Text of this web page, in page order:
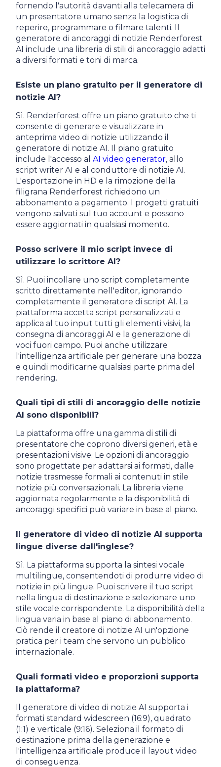
fornendo l'autorità davanti alla telecamera di
un presentatore umano senza la logistica di
reperire, programmare o filmare talenti. Il
generatore di ancoraggi di notizie Renderforest
AI include una libreria di stili di ancoraggio adatti
a diversi formati e toni di marca.
Esiste un piano gratuito per il generatore di
notizie AI?
Sì. Renderforest offre un piano gratuito che ti
consente di generare e visualizzare in
anteprima video di notizie utilizzando il
generatore di notizie AI. Il piano gratuito
include l'accesso al AI video generator, allo
script writer AI e al conduttore di notizie AI.
L'esportazione in HD e la rimozione della
filigrana Renderforest richiedono un
abbonamento a pagamento. I progetti gratuiti
vengono salvati sul tuo account e possono
essere aggiornati in qualsiasi momento.
Posso scrivere il mio script invece di
utilizzare lo scrittore AI?
Sì. Puoi incollare uno script completamente
scritto direttamente nell'editor, ignorando
completamente il generatore di script AI. La
piattaforma accetta script personalizzati e
applica al tuo input tutti gli elementi visivi, la
consegna di ancoraggi AI e la generazione di
voci fuori campo. Puoi anche utilizzare
l'intelligenza artificiale per generare una bozza
e quindi modificarne qualsiasi parte prima del
rendering.
Quali tipi di stili di ancoraggio delle notizie
AI sono disponibili?
La piattaforma offre una gamma di stili di
presentatore che coprono diversi generi, età e
presentazioni visive. Le opzioni di ancoraggio
sono progettate per adattarsi ai formati, dalle
notizie trasmesse formali ai contenuti in stile
notizie più conversazionali. La libreria viene
aggiornata regolarmente e la disponibilità di
ancoraggi specifici può variare in base al piano.
Il generatore di video di notizie AI supporta
lingue diverse dall'inglese?
Sì. La piattaforma supporta la sintesi vocale
multilingue, consentendoti di produrre video di
notizie in più lingue. Puoi scrivere il tuo script
nella lingua di destinazione e selezionare uno
stile vocale corrispondente. La disponibilità della
lingua varia in base al piano di abbonamento.
Ciò rende il creatore di notizie AI un'opzione
pratica per i team che servono un pubblico
internazionale.
Quali formati video e proporzioni supporta
la piattaforma?
Il generatore di video di notizie AI supporta i
formati standard widescreen (16:9), quadrato
(1:1) e verticale (9:16). Seleziona il formato di
destinazione prima della generazione e
l'intelligenza artificiale produce il layout video
di conseguenza.